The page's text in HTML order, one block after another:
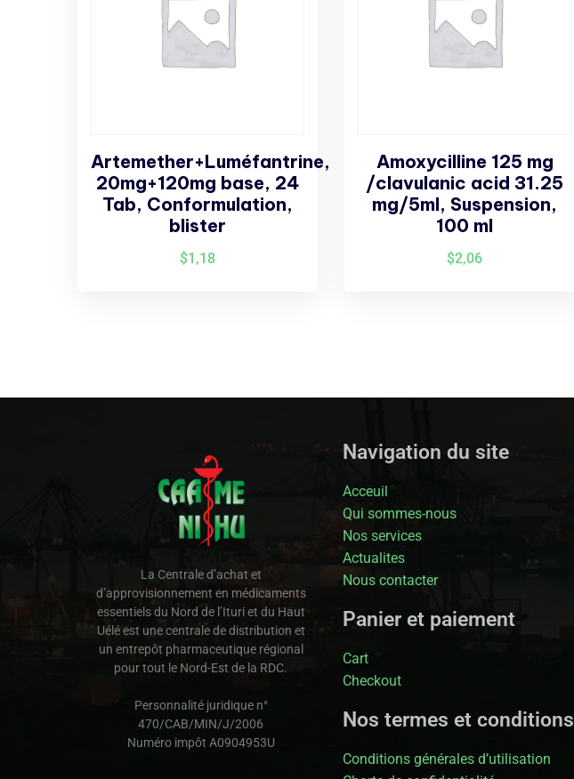
Artemether+Luméfantrine,
20mg+120mg base, 24
Tab, Conformulation,
blister
$1,18
Amoxycilline 125 mg
/clavulanic acid 31.25
mg/5ml, Suspension,
100 ml
$2,06
La Centrale d’achat et
d’approvisionnement en médicaments
essentiels du Nord de l’Ituri et du Haut
Uélé est une centrale de distribution et
un entrepôt pharmaceutique régional
pour tout le Nord-Est de la RDC.
Personnalité juridique n°
470/CAB/MIN/J/2006
Numéro impôt A0904953U
Navigation du site
Acceuil
Qui sommes-nous
Nos services
Actualites
Nous contacter
Panier et paiement
Cart
Checkout
Nos termes et conditions
Conditions générales d’utilisation